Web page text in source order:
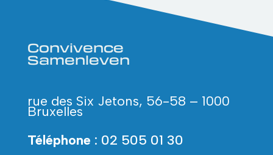
Convivence
Samenleven
rue des Six Jetons, 56-58 – 1000
Bruxelles
Téléphone : 02 505 01 30